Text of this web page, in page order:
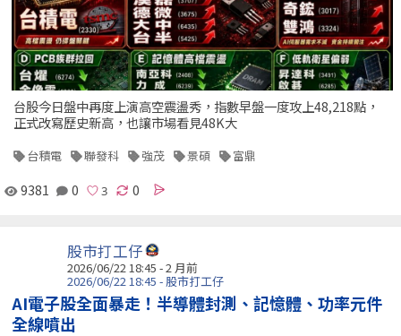
台股今日盤中再度上演高空震盪秀，指數早盤一度攻上48,218點，
正式改寫歷史新高，也讓市場看見48K大
台積電 聯發科 強茂 景碩 富鼎
9381 0 0
股市打工仔
2026/06/22 18:45 - 2 月前
2026/06/22 18:45 - 股市打工仔
AI電子股全面暴走！半導體封測、記憶體、功率元件
全線噴出